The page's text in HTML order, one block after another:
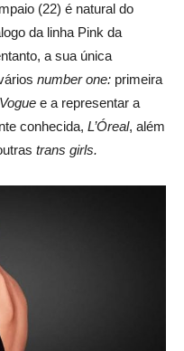
(22) é natural do
da linha Pink da
a sua única
number one: primeira
Vogue e a representar a
conhecida, L’Óreal, além
trans girls.